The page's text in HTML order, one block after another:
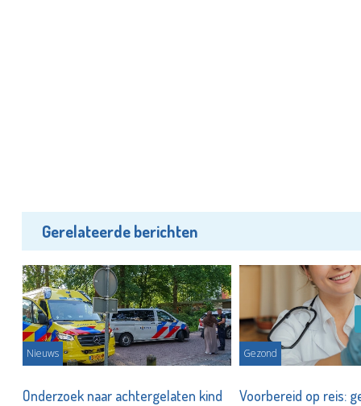
Gerelateerde berichten
Nieuws
Onderzoek naar achtergelaten kind
Gezond
Voorbereid op reis: